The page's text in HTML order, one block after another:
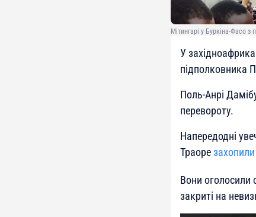
Мітингарі у Буркіна-Фасо
У
підполковника
Поль-Анрі
перевороту.
Напередодні
Траорезахопили
Вони оголосили
закриті на